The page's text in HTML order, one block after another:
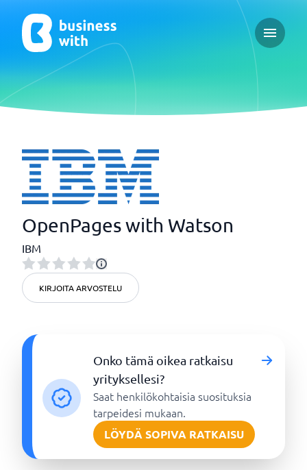
Open
OpenPages with Watson
IBM
KIRJOITA ARVOSTELU
Onko tämä oikea ratkaisu
yrityksellesi?
Saat henkilökohtaisia suosituksia
tarpeidesi mukaan.
LÖYDÄ SOPIVA RATKAISU